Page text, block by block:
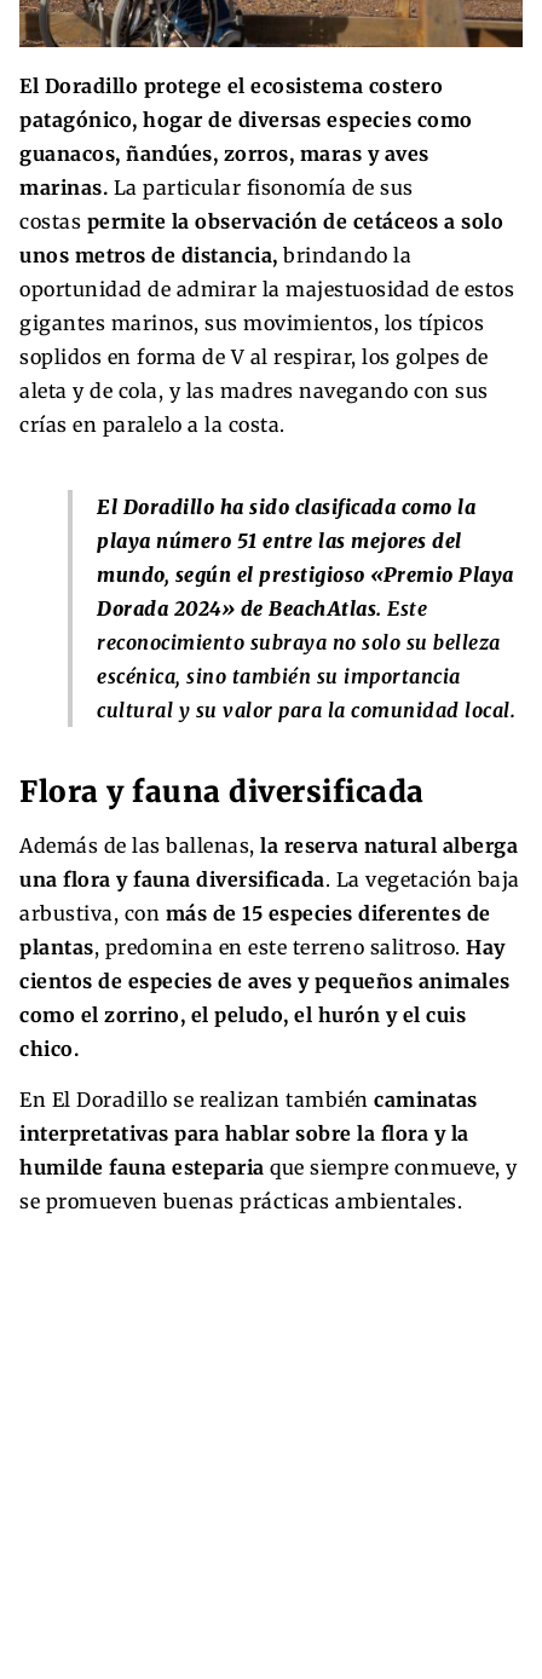
El Doradillo protege el ecosistema costero
patagónico, hogar de diversas especies como
guanacos, ñandúes, zorros, maras y aves
marinas. La particular fisonomía de sus
costas permite la observación de cetáceos a solo
unos metros de distancia, brindando la
oportunidad de admirar la majestuosidad de estos
gigantes marinos, sus movimientos, los típicos
soplidos en forma de V al respirar, los golpes de
aleta y de cola, y las madres navegando con sus
crías en paralelo a la costa.
El Doradillo ha sido clasificada como la
playa número 51 entre las mejores del
mundo, según el prestigioso «Premio Playa
Dorada 2024» de BeachAtlas. Este
reconocimiento subraya no solo su belleza
escénica, sino también su importancia
cultural y su valor para la comunidad local.
Flora y fauna diversificada
Además de las ballenas, la reserva natural alberga
una flora y fauna diversificada. La vegetación baja
arbustiva, con más de 15 especies diferentes de
plantas, predomina en este terreno salitroso. Hay
cientos de especies de aves y pequeños animales
como el zorrino, el peludo, el hurón y el cuis
chico.
En El Doradillo se realizan también caminatas
interpretativas para hablar sobre la flora y la
humilde fauna esteparia que siempre conmueve, y
se promueven buenas prácticas ambientales.